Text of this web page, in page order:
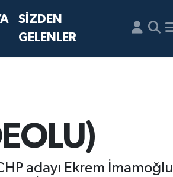
SİZDEN
GELENLER
adayı Ekrem İmamoğlu